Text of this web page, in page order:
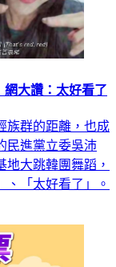
群的距離，也成
民進黨立委吳沛
地大跳韓團舞蹈，